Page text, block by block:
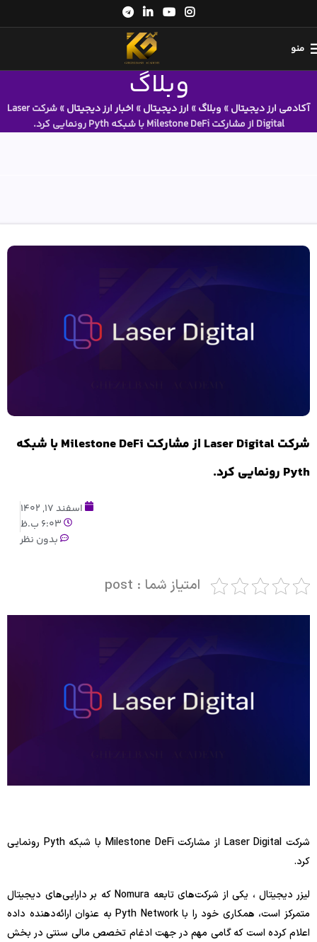
منو
وبلاگ
آکادمی ارز دیجیتال» وبلاگ» ارز دیجیتال» اخبار ارز دیجیتال»
شرکت Laser
Digital از مشارکت Milestone DeFi با شبکه Pyth رونمایی کرد.
شرکت Laser Digital از مشارکت Milestone DeFi با شبکه
Pyth رونمایی کرد.
اسفند 17, 1402
6:03 ب.ظ
بدون نظر
امتیاز شما : post
شرکت Laser Digital از مشارکت Milestone DeFi با شبکه Pyth رونمایی
کرد.
لیزر دیجیتال ، یکی از شرکت‌های تابعه Nomura که بر دارایی‌های دیجیتال
متمرکز است، همکاری خود را با Pyth Network به عنوان ارائه‌دهنده داده
اعلام کرده است که گامی مهم در جهت ادغام تخصص مالی سنتی در بخش